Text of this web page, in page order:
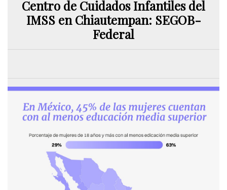
Centro de Cuidados Infantiles del
IMSS en Chiautempan: SEGOB-
Federal